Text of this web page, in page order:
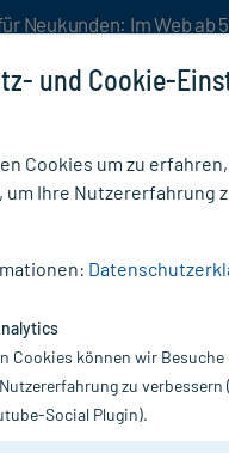
Neukunden: Im Web ab
Nur für kurze Zeit:
und Cookie-
Cookies um zu
Ihre Nutzererfahrung
Cookies können wir
zu
Social Plugin).